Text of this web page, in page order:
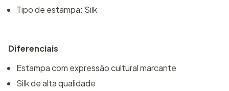
Tipo de estampa: Silk
Diferenciais
Estampa com expressão cultural marcante
Silk de alta qualidade